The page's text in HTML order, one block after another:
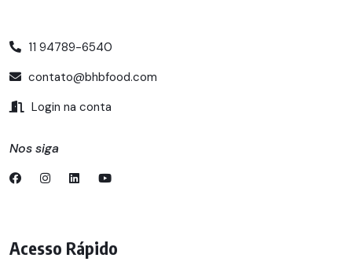
11 94789-6540
contato@bhbfood.com
Login na conta
Nos siga
Acesso Rápido